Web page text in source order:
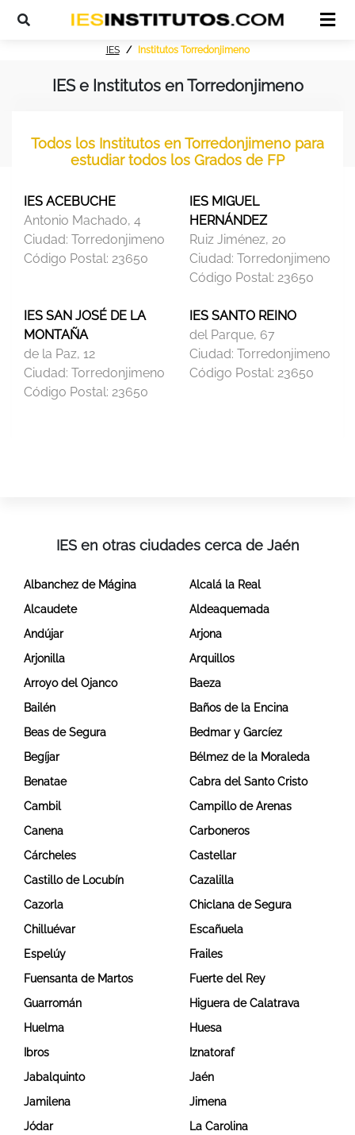
IES Institutos Torredonjimeno
IES e Institutos en Torredonjimeno
Todos los Institutos en Torredonjimeno para
estudiar todos los Grados de FP
IES ACEBUCHE
Antonio Machado, 4
Ciudad: Torredonjimeno
Código Postal: 23650
IES MIGUEL
HERNÁNDEZ
Ruiz Jiménez, 20
Ciudad: Torredonjimeno
Código Postal: 23650
IES SAN JOSÉ DE LA
MONTAÑA
de la Paz, 12
Ciudad: Torredonjimeno
Código Postal: 23650
IES SANTO REINO
del Parque, 67
Ciudad: Torredonjimeno
Código Postal: 23650
IES en otras ciudades cerca de Jaén
Albanchez de Mágina
Alcalá la Real
Alcaudete
Aldeaquemada
Andújar
Arjona
Arjonilla
Arquillos
Arroyo del Ojanco
Baeza
Bailén
Baños de la Encina
Beas de Segura
Bedmar y Garcíez
Begíjar
Bélmez de la Moraleda
Benatae
Cabra del Santo Cristo
Cambil
Campillo de Arenas
Canena
Carboneros
Cárcheles
Castellar
Castillo de Locubín
Cazalilla
Cazorla
Chiclana de Segura
Chilluévar
Escañuela
Espelúy
Frailes
Fuensanta de Martos
Fuerte del Rey
Guarromán
Higuera de Calatrava
Huelma
Huesa
Ibros
Iznatoraf
Jabalquinto
Jaén
Jamilena
Jimena
Jódar
La Carolina